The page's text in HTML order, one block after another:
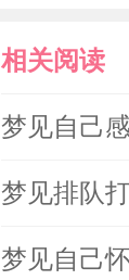
相关阅读
梦见自己
梦见排队
梦见自己